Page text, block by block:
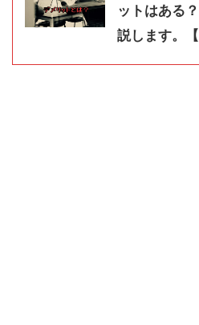
ットはある
説します。